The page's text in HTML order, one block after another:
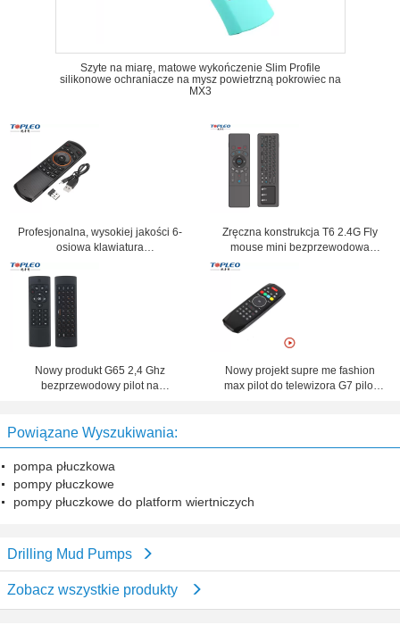
Szyte na miarę, matowe wykończenie Slim Profile
silikonowe ochraniacze na mysz powietrzną pokrowiec na
MX3
Profesjonalna, wysokiej jakości 6-
osiowa klawiatura
somatosensoryczna X6 Wireless
Fly Air Mouse 2,4 GHz
Zręczna konstrukcja T6 2.4G Fly
mouse mini bezprzewodowa
klawiatura airmouse z touchpadem
Nowy produkt G65 2,4 Ghz
bezprzewodowy pilot na
Nowy projekt supre me fashion
max pilot do telewizora G7 pilot
Powiązane Wyszukiwania:
pompa płuczkowa
pompy płuczkowe
pompy płuczkowe do platform wiertniczych
Drilling Mud Pumps
Zobacz wszystkie produkty